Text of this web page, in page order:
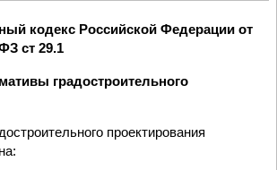
кодекс Российской Федерации от
ст 29.1
градостроительного
проектирования